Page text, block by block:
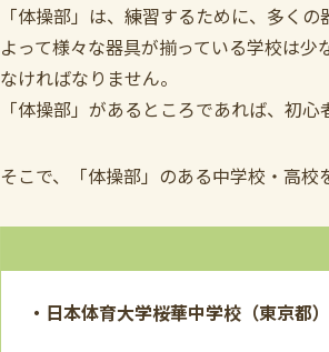
「体操部」は、練習するために、多くの
よって様々な器具が揃っている学校は
なければなりません。
「体操部」があるところであれば、初
そこで、「体操部」のある中学校・高校
・ 日本体育大学桜華中学校 （東京都）